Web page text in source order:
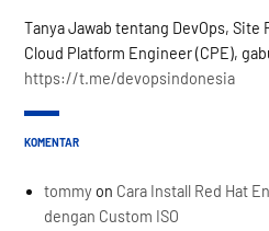
Tanya Jawab tentang DevOps, Site
Cloud Platform Engineer (CPE),
https://t.me/devopsindonesia
KOMENTAR
tommy on Cara Install Red Hat
dengan Custom ISO